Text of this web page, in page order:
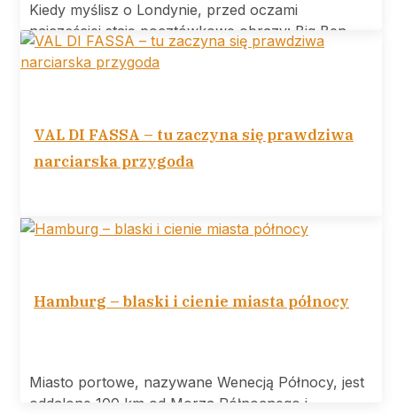
Kiedy myślisz o Londynie, przed oczami
najczęściej stają pocztówkowe obrazy: Big Ben,
Tower
VAL DI FASSA – tu zaczyna się prawdziwa
narciarska przygoda
VAL DI FASSA tu zaczyna się prawdziwa
Hamburg – blaski i cienie miasta północy
Miasto portowe, nazywane Wenecją Północy, jest
oddalone 100 km od Morza Północnego i